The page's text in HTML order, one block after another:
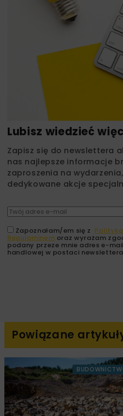
Lubisz wiedzieć
Zapisz się do newslettera
nas najlepsze informacje
zaproszenia na
dedykowane akcje
Zapoznałam/em się z
Regulaminem oraz wyrażam
podany przeze mnie adres e-
handlowej w postaci
Powiązane